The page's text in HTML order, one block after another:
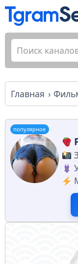
Главная
популярное